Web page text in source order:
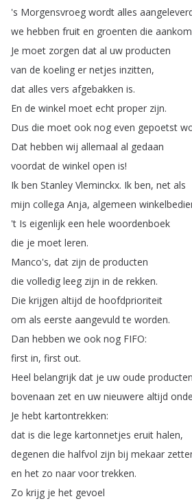
's Morgensvroeg wordt alles
we hebben fruit en groenten die
Je moet zorgen dat al uw producten
van de koeling er netjes inzitten,
dat alles vers afgebakken is.
En de winkel moet echt proper zijn.
Dus die moet ook nog even gepoetst
Dat hebben wij allemaal al gedaan
voordat de winkel open is!
Ik ben Stanley Vleminckx. Ik ben, net als
mijn collega Anja, algemeen
't Is eigenlijk een hele woordenboek
die je moet leren.
Manco's, dat zijn de producten
die volledig leeg zijn in de rekken.
Die krijgen altijd de hoofdprioriteit
om als eerste aangevuld te worden.
Dan hebben we ook nog FIFO:
first in, first out.
Heel belangrijk dat je uw oude producten
bovenaan zet en uw nieuwere altijd
Je hebt kartontrekken:
dat is die lege kartonnetjes eruit halen,
degenen die halfvol zijn bij mekaar
en het zo naar voor trekken.
Zo krijg je het gevoel